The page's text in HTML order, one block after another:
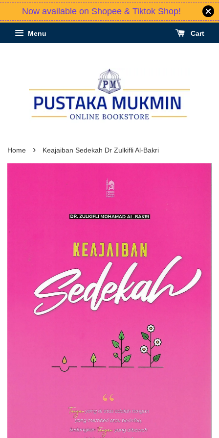
Now available on Shopee & Tiktok Shop!
Menu Cart
Home › Keajaiban Sedekah Dr Zulkifli Al-Bakri